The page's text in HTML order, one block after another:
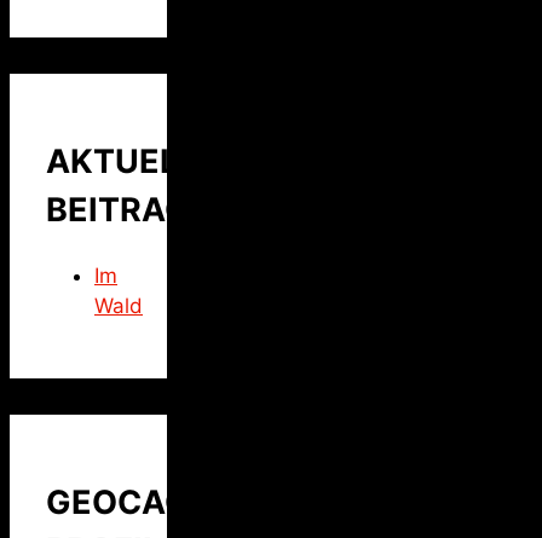
AKTUELLER
BEITRAG
Im
Wald
GEOCACHING